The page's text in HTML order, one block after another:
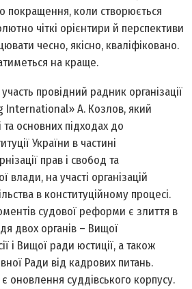
покращення, коли створюється
чіткі орієнтири й перспективи
чесно, якісно, кваліфіковано.
на краще.
провідний радник організації
International» А. Козлов, який
основних підходах до
України в частині
прав і свобод та
влади, на участі організацій
в конституційному процесі.
судової реформи є злиття в
двох органів – Вищої
і Вищої ради юстиції, а також
Ради від кадрових питань.
суддівського корпусу.